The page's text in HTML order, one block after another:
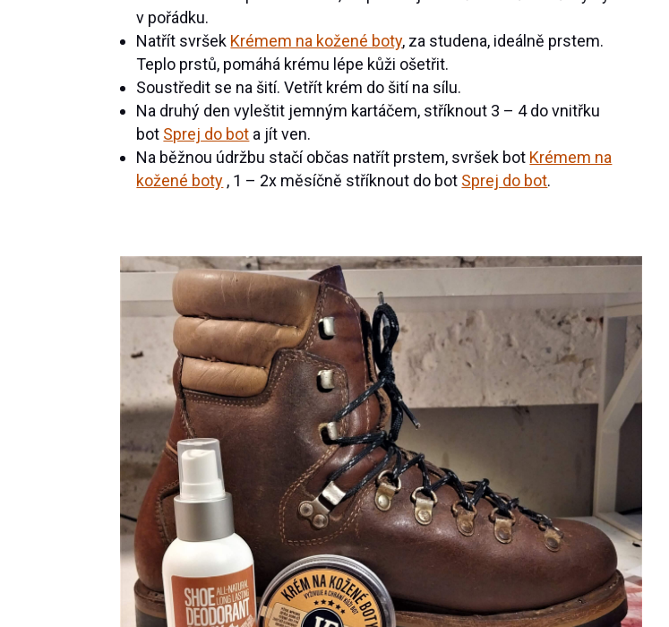
v pořádku.
Natřít svršek Krémem na kožené boty, za studena, ideálně prstem.
Teplo prstů, pomáhá krému lépe kůži ošetřit.
Soustředit se na šití. Vetřít krém do šití na sílu.
Na druhý den vyleštit jemným kartáčem, stříknout 3 – 4 do vnitřku
bot Sprej do bot a jít ven.
Na běžnou údržbu stačí občas natřít prstem, svršek bot Krémem na
kožené boty , 1 – 2x měsíčně stříknout do bot Sprej do bot.